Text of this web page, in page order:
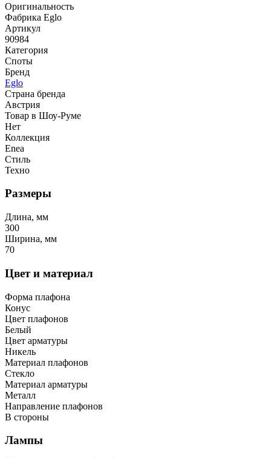
Оригинальность
Фабрика Eglo
Артикул
90984
Категория
Споты
Бренд
Eglo
Страна бренда
Австрия
Товар в Шоу-Руме
Нет
Коллекция
Enea
Стиль
Техно
Размеры
Длина, мм
300
Ширина, мм
70
Цвет и материал
Форма плафона
Конус
Цвет плафонов
Белый
Цвет арматуры
Никель
Материал плафонов
Стекло
Материал арматуры
Металл
Направление плафонов
В стороны
Лампы